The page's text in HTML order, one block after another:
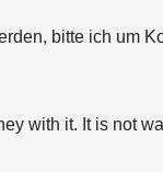
bitte ich um
with it. It is not